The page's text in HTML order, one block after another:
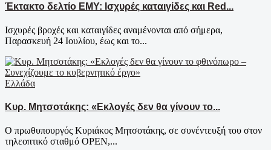
Έκτακτο δελτίο ΕΜΥ: Ισχυρές καταιγίδες και Red...
Ισχυρές βροχές και καταιγίδες αναμένονται από σήμερα,
Παρασκευή 24 Ιουλίου, έως και το...
Ελλάδα
Κυρ. Μητσοτάκης: «Εκλογές δεν θα γίνουν το...
Ο πρωθυπουργός Κυριάκος Μητσοτάκης, σε συνέντευξή του στον
τηλεοπτικό σταθμό OPEN,...